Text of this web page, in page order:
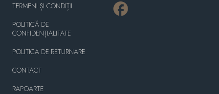
TERMENI ȘI CONDIȚII
POLITICĂ DE
CONFIDENȚIALITATE
POLITICA DE RETURNARE
CONTACT
RAPOARTE